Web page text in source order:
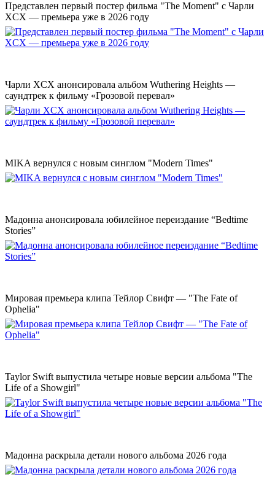
Представлен первый постер фильма "The Moment" с Чарли
XCX — премьера уже в 2026 году
Чарли XCX анонсировала альбом Wuthering Heights —
саундтрек к фильму «Грозовой перевал»
MIKA вернулся с новым синглом "Modern Times"
Мадонна анонсировала юбилейное переиздание “Bedtime
Stories”
Мировая премьера клипа Тейлор Свифт — "The Fate of
Ophelia"
Taylor Swift выпустила четыре новые версии альбома "The
Life of a Showgirl"
Мадонна раскрыла детали нового альбома 2026 года